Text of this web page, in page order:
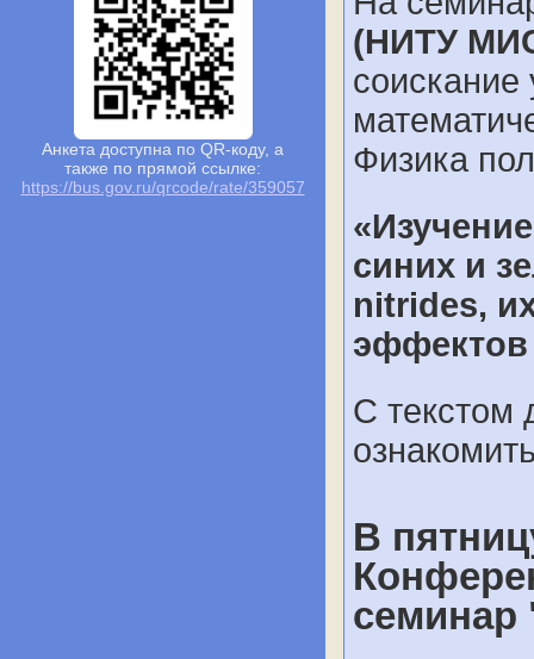
Анкета доступна по QR-коду, а
также по прямой ссылке:
https://bus.gov.ru/qrcode/rate/359057
(НИТУ
соискание
Физика
синих и
nitrides,
эффектов
С текстом
В
семинар